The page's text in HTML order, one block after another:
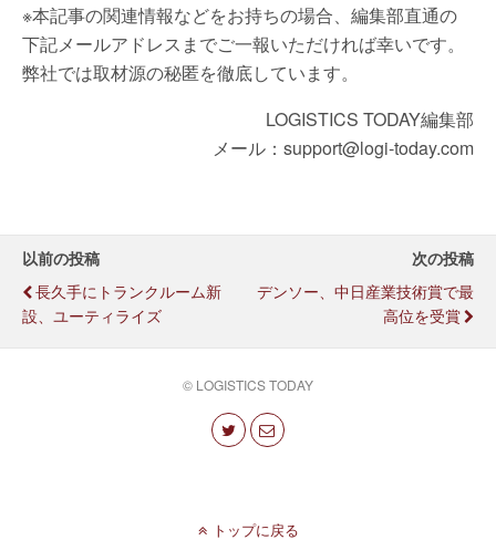
※本記事の関連情報などをお持ちの場合、編集部直通の
下記メールアドレスまでご一報いただければ幸いです。
弊社では取材源の秘匿を徹底しています。
LOGISTICS TODAY編集部
メール：support@logi-today.com
以前の投稿
長久手にトランクルーム新
設、ユーティライズ
次の投稿
デンソー、中日産業技術賞で最
高位を受賞
© LOGISTICS TODAY
トップに戻る